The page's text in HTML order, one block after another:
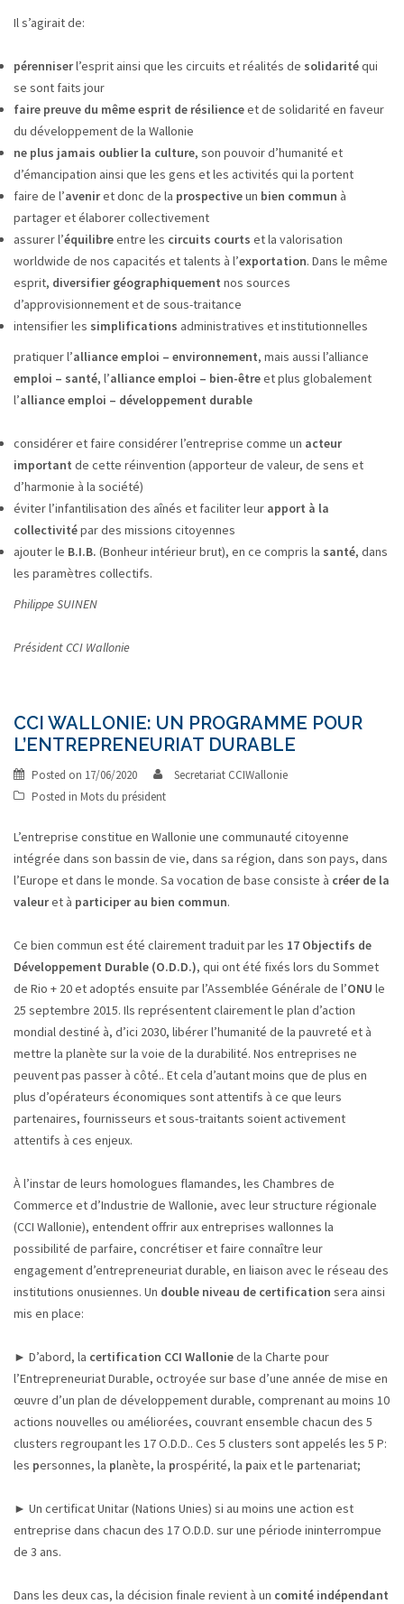
Il s’agirait de:
pérenniserl’esprit ainsi que les circuits et réalités de solidaritéqui
se sont faits jour
faire preuve du même esprit de résilienceet de solidarité en faveur
du développement de la Wallonie
ne plus jamais oublier la culture, son pouvoir d’humanité et
d’émancipation ainsi que les gens et les activités qui la portent
faire de l’aveniret donc de la prospectiveun bien commun à
partager et élaborer collectivement
assurer l’équilibreentre les circuits courts et la valorisation
worldwide de nos capacités et talents à l’exportation. Dans le même
esprit, diversifier géographiquement nos sources
d’approvisionnement et de sous-traitance
intensifier les simplifications administratives et institutionnelles
pratiquer l’alliance emploi – environnement, mais aussi l’alliance
emploi – santé, l’alliance emploi – bien-êtreet plus globalement
l’alliance emploi – développement durable
considérer et faire considérer l’entreprise comme un acteur
important de cette réinvention (apporteur de valeur, de sens et
d’harmonie à la société)
éviter l’infantilisation des aînés et faciliter leur apport à la
collectivitépar des missions citoyennes
ajouter le B.I.B. (Bonheur intérieur brut), en ce compris la santé, dans
les paramètres collectifs.
Philippe SUINEN
Président CCI Wallonie
CCI WALLONIE: UN PROGRAMME POUR
L’ENTREPRENEURIAT DURABLE
Posted on 17/06/2020
Secretariat CCIWallonie
Posted in Mots du président
L’entreprise constitue en Wallonie une communauté citoyenne
intégrée dans son bassin de vie, dans sa région, dans son pays, dans
l’Europe et dans le monde. Sa vocation de base consiste à créer de la
valeuret à participer au bien commun.
Ce bien commun est été clairement traduit par les 17 Objectifs de
Développement Durable (O.D.D.), qui ont été fixés lors du Sommet
de Rio + 20 et adoptés ensuite par l’Assemblée Générale de l’ONU le
25 septembre 2015. Ils représentent clairement le plan d’action
mondial destiné à, d’ici 2030, libérer l’humanité de la pauvreté et à
mettre la planète sur la voie de la durabilité. Nos entreprises ne
peuvent pas passer à côté.. Et cela d’autant moins que de plus en
plus d’opérateurs économiques sont attentifs à ce que leurs
partenaires, fournisseurs et sous-traitants soient activement
attentifs à ces enjeux.
À l’instar de leurs homologues flamandes, les Chambres de
Commerce et d’Industrie de Wallonie, avec leur structure régionale
(CCI Wallonie), entendent offrir aux entreprises wallonnes la
possibilité de parfaire, concrétiser et faire connaître leur
engagement d’entrepreneuriat durable, en liaison avec le réseau des
institutions onusiennes. Un double niveau de certification sera ainsi
mis en place:
► D’abord, la certification CCI Walloniede la Charte pour
l’Entrepreneuriat Durable, octroyée sur base d’une année de mise en
œuvre d’un plan de développement durable, comprenant au moins 10
actions nouvelles ou améliorées, couvrant ensemble chacun des 5
clusters regroupant les 17 O.D.D.. Ces 5 clusters sont appelés les 5 P:
les personnes, la planète, la prospérité, la paix et le partenariat;
► Un certificat Unitar (Nations Unies) si au moins une action est
entreprise dans chacun des 17 O.D.D. sur une période ininterrompue
de 3 ans.
Dans les deux cas, la décision finale revient à un comité indépendant